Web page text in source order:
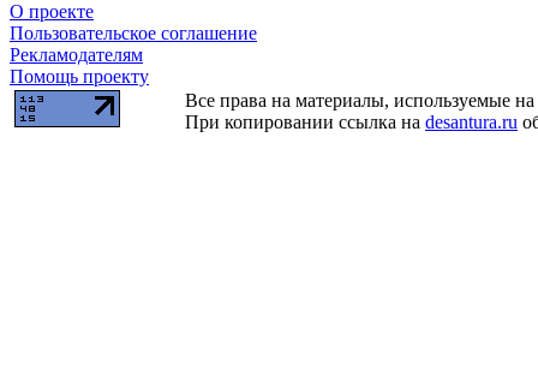
О проекте
Пользовательское соглашение
Рекламодателям
Помощь проекту
Все права на материалы, используемые
При копировании ссылка на desantura.ru